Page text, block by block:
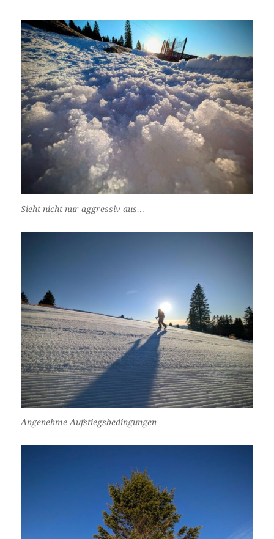
Sieht nicht nur aggressiv aus…
Angenehme Aufstiegsbedingungen